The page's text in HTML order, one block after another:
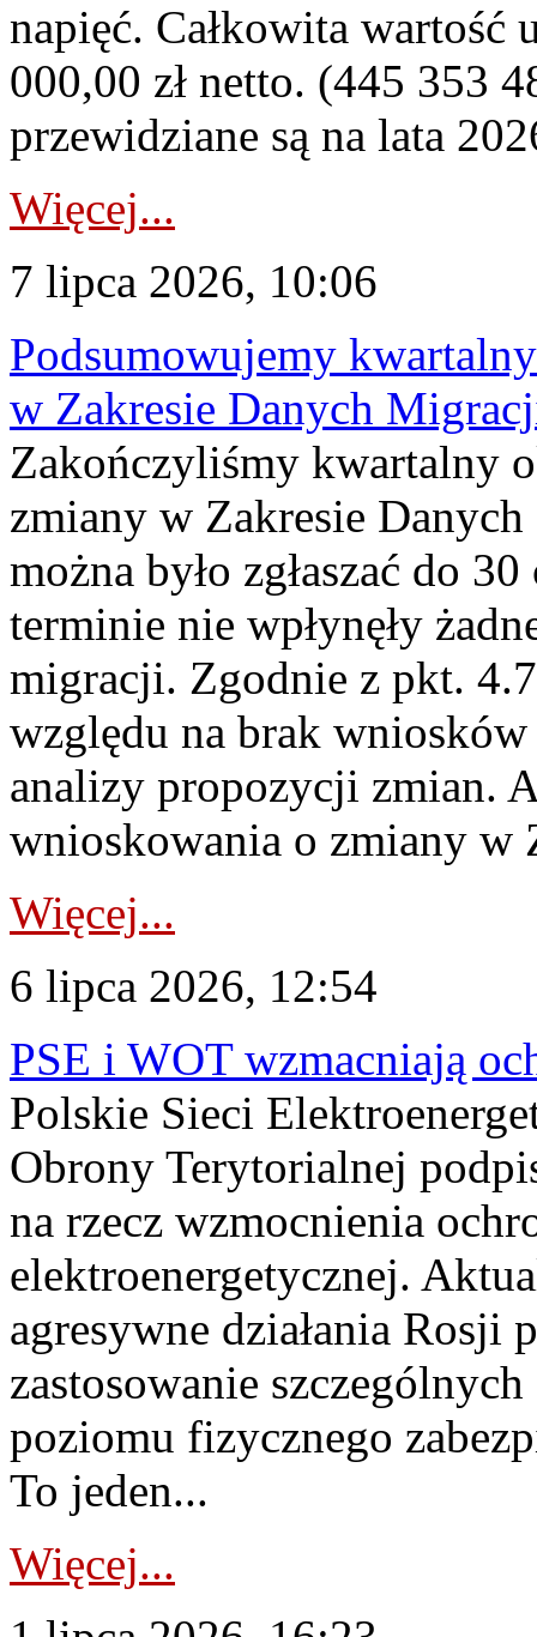
napięć. Całkowita
000,00 zł netto. (445 353
przewidziane są na lata
Więcej...
7 lipca 2026, 10:06
Podsumowujemy
w Zakresie Danych
Zakończyliśmy kwartalny
zmiany w Zakresie
można było zgłaszać do
terminie nie wpłynęły
migracji. Zgodnie z pkt.
względu na brak
analizy propozycji zmian.
wnioskowania o zmiany w
Więcej...
6 lipca 2026, 12:54
PSE i WOT wzmacniają
Polskie Sieci
Obrony Terytorialnej
na rzecz wzmocnienia
elektroenergetycznej.
agresywne działania Rosji
zastosowanie
poziomu fizycznego
To jeden...
Więcej...